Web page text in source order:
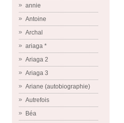
annie
Antoine
Archal
ariaga *
Ariaga 2
Ariaga 3
Ariane (autobiographie)
Autrefois
Béa